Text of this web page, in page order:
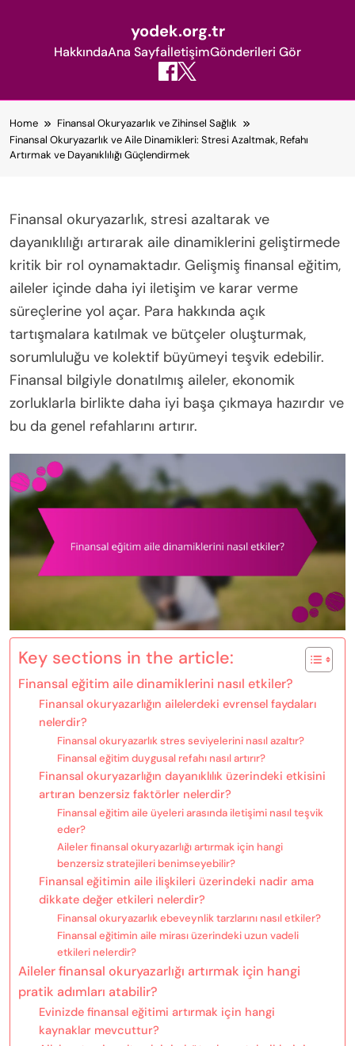
yodek.org.tr
HakkındaAna SayfaİletişimGönderileri Gör
to
content
Home
Finansal Okuryazarlık ve Zihinsel Sağlık
Finansal Okuryazarlık ve Aile Dinamikleri: Stresi Azaltmak, Refahı
Artırmak ve Dayanıklılığı Güçlendirmek
Finansal okuryazarlık, stresi azaltarak ve
dayanıklılığı artırarak aile dinamiklerini geliştirmede
kritik bir rol oynamaktadır. Gelişmiş finansal eğitim,
aileler içinde daha iyi iletişim ve karar verme
süreçlerine yol açar. Para hakkında açık
tartışmalara katılmak ve bütçeler oluşturmak,
sorumluluğu ve kolektif büyümeyi teşvik edebilir.
Finansal bilgiyle donatılmış aileler, ekonomik
zorluklarla birlikte daha iyi başa çıkmaya hazırdır ve
bu da genel refahlarını artırır.
Key sections in the article:
Finansal eğitim aile dinamiklerini nasıl etkiler?
Finansal okuryazarlığın ailelerdeki evrensel faydaları
nelerdir?
Finansal okuryazarlık stres seviyelerini nasıl azaltır?
Finansal eğitim duygusal refahı nasıl artırır?
Finansal okuryazarlığın dayanıklılık üzerindeki etkisini
artıran benzersiz faktörler nelerdir?
Finansal eğitim aile üyeleri arasında iletişimi nasıl teşvik
eder?
Aileler finansal okuryazarlığı artırmak için hangi
benzersiz stratejileri benimseyebilir?
Finansal eğitimin aile ilişkileri üzerindeki nadir ama
dikkate değer etkileri nelerdir?
Finansal okuryazarlık ebeveynlik tarzlarını nasıl etkiler?
Finansal eğitimin aile mirası üzerindeki uzun vadeli
etkileri nelerdir?
Aileler finansal okuryazarlığı artırmak için hangi
pratik adımları atabilir?
Evinizde finansal eğitimi artırmak için hangi
kaynaklar mevcuttur?